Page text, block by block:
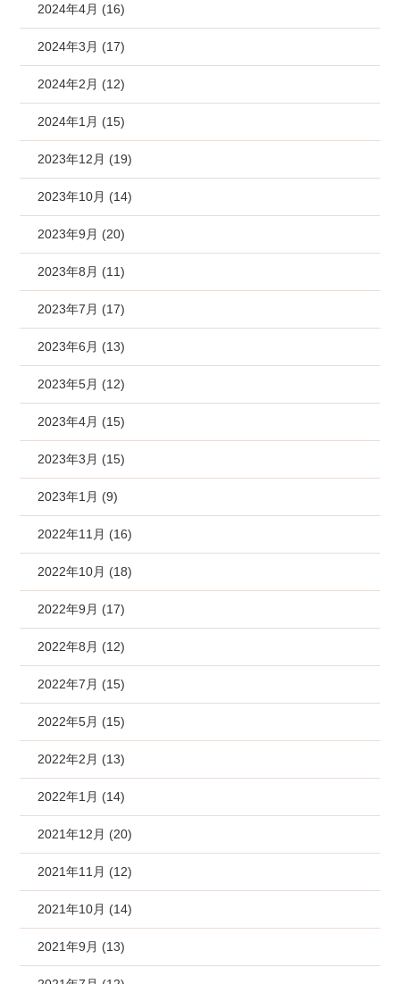
2024年4月 (16)
2024年3月 (17)
2024年2月 (12)
2024年1月 (15)
2023年12月 (19)
2023年10月 (14)
2023年9月 (20)
2023年8月 (11)
2023年7月 (17)
2023年6月 (13)
2023年5月 (12)
2023年4月 (15)
2023年3月 (15)
2023年1月 (9)
2022年11月 (16)
2022年10月 (18)
2022年9月 (17)
2022年8月 (12)
2022年7月 (15)
2022年5月 (15)
2022年2月 (13)
2022年1月 (14)
2021年12月 (20)
2021年11月 (12)
2021年10月 (14)
2021年9月 (13)